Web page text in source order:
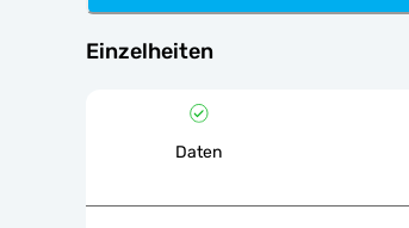
Einzelheiten
Daten